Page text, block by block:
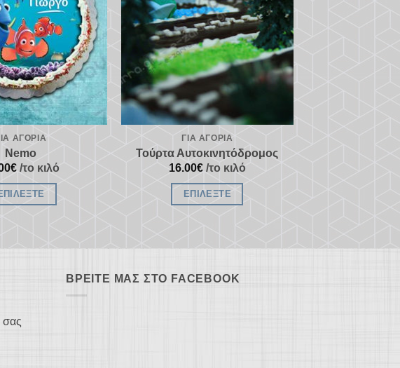
ΑΓΌΡΙΑ
Nemo
€/το κιλό
ΓΙΑ ΑΓΌΡΙΑ
Τούρτα Αυτοκινητόδρομος
16.00€/το κιλό
ΕΠΙΛΈΞΤΕ
σας
ΒΡΕΊΤΕ ΜΑΣ ΣΤΟ FACEBOOK